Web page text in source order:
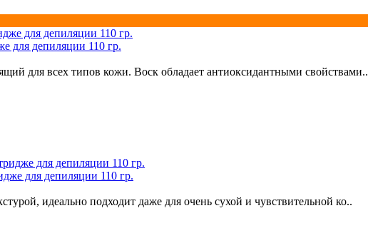
для депиляции 110 гр.
для всех типов кожи. Воск обладает антиоксидантными свойствами..
для депиляции 110 гр.
идеально подходит даже для очень сухой и чувствительной ко..